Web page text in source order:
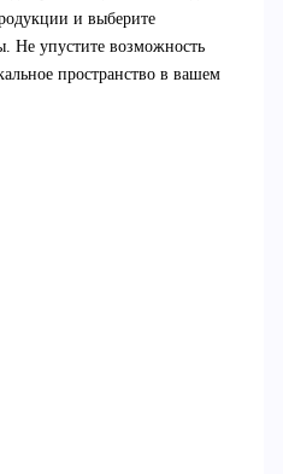
и выберите
Не упустите возможность
пространство в вашем